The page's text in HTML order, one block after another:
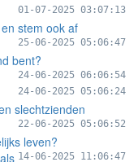
01-07-2025 03:07:13
stem ook af
25-06-2025 05:06:47
bent?
24-06-2025 06:06:54
24-06-2025 05:06:24
slechtzienden
22-06-2025 05:06:52
leven?
14-06-2025 11:06:47